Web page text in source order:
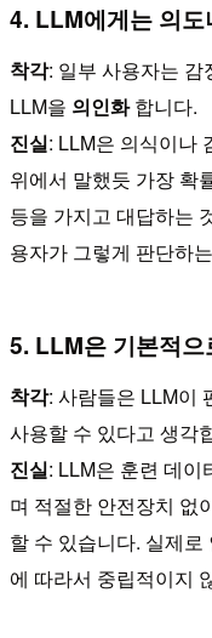
4. LLM에게는 의
착각: 일부 사용자는 감
LLM을 의인화합니다.
진실: LLM은 의식이나
위에서 말했듯 가장 확
등을 가지고 대답하는
용자가 그렇게 판단하
5. LLM은 기본적
착각: 사람들은 LLM이
사용할 수 있다고 생각
진실: LLM은 훈련 데이
며 적절한 안전장치 없
할 수 있습니다. 실제
에 따라서 중립적이지